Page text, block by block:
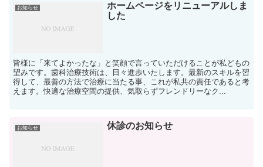
お知らせ
ホームページをリニューアルしま
した
皆様に「来てよかったな」と笑顔で言っていただけることが私どもの
望みです。歯科治療技術は、日々進歩いたします。最新のスキルを習
得して、最善の方法で治療に当たる事、これが私共の責任であると考
えます。快適な治療空間の提供、気取らずフレンドリーなク...
お知らせ 休診のお知らせ